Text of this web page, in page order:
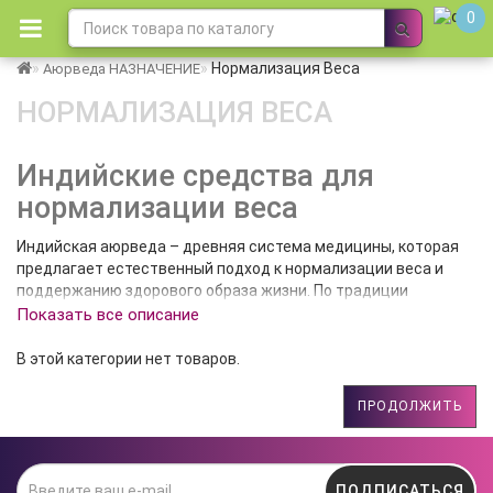
0
Аюрведа НАЗНАЧЕНИЕ Нормализация Веса
НОРМАЛИЗАЦИЯ ВЕСА
Индийские средства для
нормализации веса
Индийская аюрведа – древняя система медицины, которая
предлагает естественный подход к нормализации веса и
поддержанию здорового образа жизни. По традиции
считается, что каждый человек имеет свою индивидуальную
Вата, Питта и Капха.
Для нормализации веса тела аюрведа рекомендует
режимом питания и употреблять пищу,
соответствующую вашей конституции и текущему
Показать все описание
В этой категории нет товаров.
ПРОДОЛЖИТЬ